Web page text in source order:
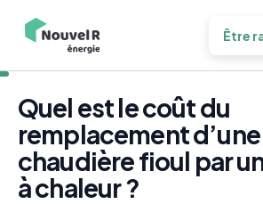
Être
Quel est le coût du
remplacement d’une
chaudière fioul par
à chaleur ?